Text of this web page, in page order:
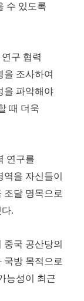
수 있도록
구 협력
을 조사하여
을 파악해야
때 더욱
연구를
을 자신들이
조달 명목으로
다.
중국 공산당의
국방 목적으로
능성이 최근